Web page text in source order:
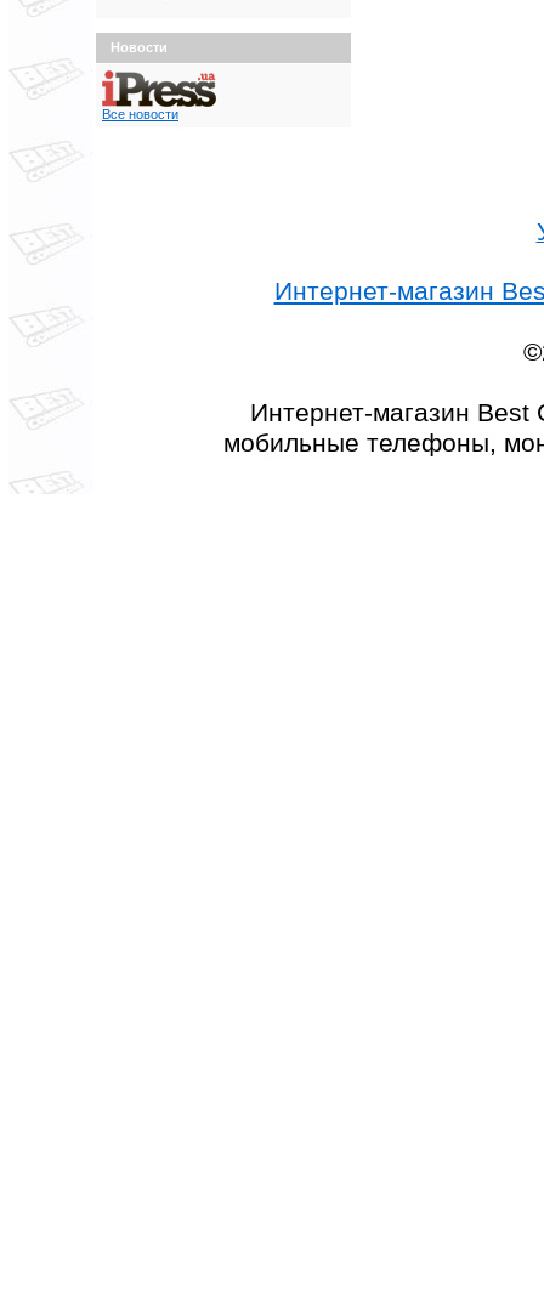
Новости
Все новости
Интернет-магазин
Интернет-магазин Best
мобильные телефоны,